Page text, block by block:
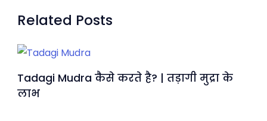
Related Posts
Tadagi Mudra कैसे करते है? | तड़ागी मुद्रा के
लाभ